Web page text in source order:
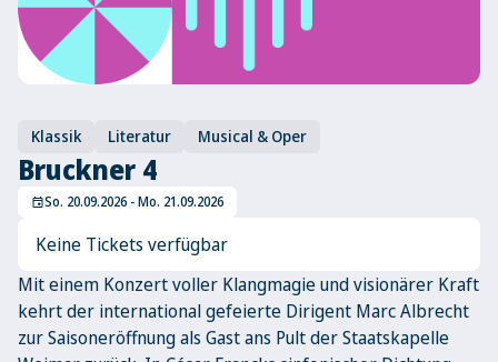
Klassik Literatur Musical & Oper
Bruckner 4
eventSo. 20.09.2026 - Mo. 21.09.2026
Keine Tickets verfügbar
Mit einem Konzert voller Klangmagie und visionärer Kraft
kehrt der international gefeierte Dirigent Marc Albrecht
zur Saisoneröffnung als Gast ans Pult der Staatskapelle